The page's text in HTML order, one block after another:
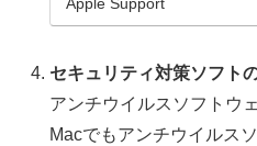
Apple Support
セキュリティ対策ソフト
アンチウイルスソフトウ
Macでもアンチウイルス